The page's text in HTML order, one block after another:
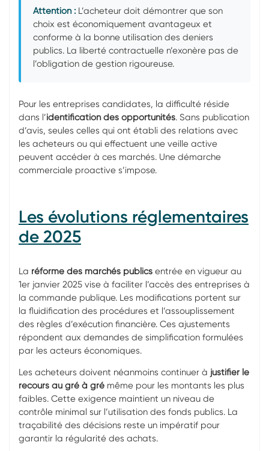
Attention : L’acheteur doit démontrer que son
choix est économiquement avantageux et
conforme à la bonne utilisation des deniers
publics. La liberté contractuelle n’exonère pas de
l’obligation de gestion rigoureuse.
Pour les entreprises candidates, la difficulté réside
dans l’identification des opportunités. Sans publication
d’avis, seules celles qui ont établi des relations avec
les acheteurs ou qui effectuent une veille active
peuvent accéder à ces marchés. Une démarche
commerciale proactive s’impose.
Les évolutions réglementaires
de 2025
La réforme des marchés publics entrée en vigueur au
1er janvier 2025 vise à faciliter l’accès des entreprises à
la commande publique. Les modifications portent sur
la fluidification des procédures et l’assouplissement
des règles d’exécution financière. Ces ajustements
répondent aux demandes de simplification formulées
par les acteurs économiques.
Les acheteurs doivent néanmoins continuer à justifier le
recours au gré à gré même pour les montants les plus
faibles. Cette exigence maintient un niveau de
contrôle minimal sur l’utilisation des fonds publics. La
traçabilité des décisions reste un impératif pour
garantir la régularité des achats.